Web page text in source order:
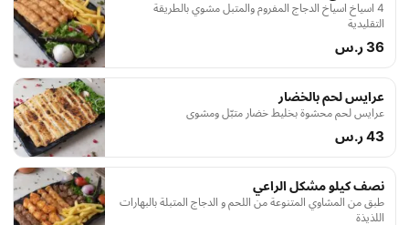
4 اسياخ اسياخ الدجاج المفروم والمتبل مشوي بالطريقة
التقليدية
36 ر.س
عرايس لحم بالخضار
عرايس لحم محشوة بخليط خضار متبّل ومشوي
43 ر.س
نصف كيلو مشكل الراعي
طبق من المشاوي المتنوعة من اللحم و الدجاج المتبلة بالبهارات
اللذيذة